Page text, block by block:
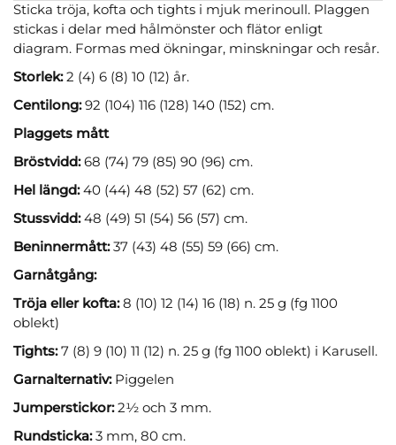
Sticka tröja, kofta och tights i mjuk merinoull. Plaggen
stickas i delar med hålmönster och flätor enligt
diagram. Formas med ökningar, minskningar och resår.
Storlek:2 (4) 6 (8) 10 (12) år.
Centilong:92 (104) 116 (128) 140 (152) cm.
Plaggets mått
Bröstvidd:68 (74) 79 (85) 90 (96) cm.
Hel längd:40 (44) 48 (52) 57 (62) cm.
Stussvidd:48 (49) 51 (54) 56 (57) cm.
Beninnermått:37 (43) 48 (55) 59 (66) cm.
Garnåtgång:
Tröja eller kofta:8 (10) 12 (14) 16 (18) n. 25 g (fg 1100
oblekt)
Tights:7 (8) 9 (10) 11 (12) n. 25 g (fg 1100 oblekt) i Karusell.
Garnalternativ:Piggelen
Jumperstickor:2½ och 3 mm.
Rundsticka:3 mm, 80 cm.